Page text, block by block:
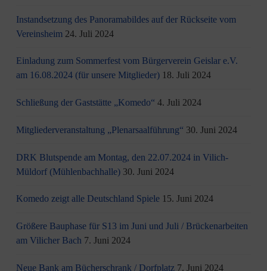
Instandsetzung des Panoramabildes auf der Rückseite vom
Vereinsheim 24. Juli 2024
Einladung zum Sommerfest vom Bürgerverein Geislar e.V.
am 16.08.2024 (für unsere Mitglieder) 18. Juli 2024
Schließung der Gaststätte „Komedo“ 4. Juli 2024
Mitgliederveranstaltung „Plenarsaalführung“ 30. Juni 2024
DRK Blutspende am Montag, den 22.07.2024 in Vilich-
Müldorf (Mühlenbachhalle) 30. Juni 2024
Komedo zeigt alle Deutschland Spiele 15. Juni 2024
Größere Bauphase für S13 im Juni und Juli / Brü­cken­ar­bei­ten
am Vi­li­cher Bach 7. Juni 2024
Neue Bank am Bücherschrank / Dorfplatz 7. Juni 2024